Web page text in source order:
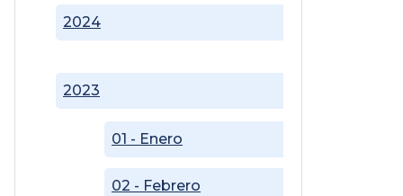
2023
01 - Enero
02 - Febrero
2024